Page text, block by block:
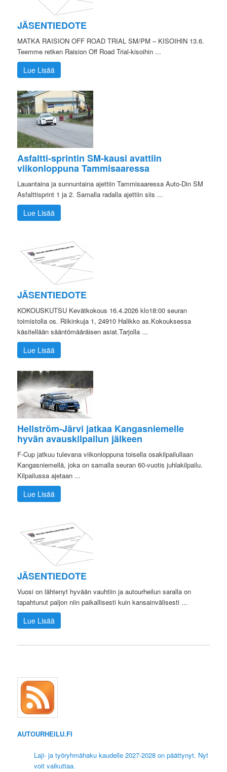
JÄSENTIEDOTE
MATKA RAISION OFF ROAD TRIAL SM/PM – KISOIHIN 13.6.
Teemme retken Raision Off Road Trial-kisoihin ...
Lue Lisää
Asfaltti-sprintin SM-kausi avattiin
viikonloppuna Tammisaaressa
Lauantaina ja sunnuntaina ajettiin Tammisaaressa Auto-Din SM
Asfalttisprint 1 ja 2. Samalla radalla ajettiin siis ...
Lue Lisää
JÄSENTIEDOTE
KOKOUSKUTSU Kevätkokous 16.4.2026 klo18:00 seuran
toimistolla os. Riikinkuja 1, 24910 Halikko as.Kokouksessa
käsitellään sääntömääräisen asiat.Tarjolla ...
Lue Lisää
Hellström-Järvi jatkaa Kangasniemelle
hyvän avauskilpailun jälkeen
F-Cup jatkuu tulevana viikonloppuna toisella osakilpailullaan
Kangasniemellä, joka on samalla seuran 60-vuotis juhlakilpailu.
Kilpailussa ajetaan ...
Lue Lisää
JÄSENTIEDOTE
Vuosi on lähtenyt hyvään vauhtiin ja autourheilun saralla on
tapahtunut paljon niin paikallisesti kuin kansainvälisesti ...
Lue Lisää
AUTOURHEILU.FI
Laji- ja työryhmähaku kaudelle 2027-2028 on päättynyt. Nyt
voit vaikuttaa.